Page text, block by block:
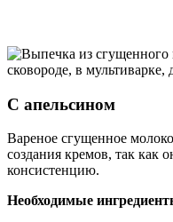
С апельсином
Вареное сгущенное
создания кремов, так как
консистенцию.
Необходимые